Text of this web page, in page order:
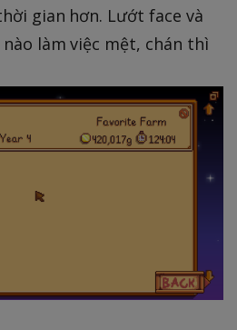
gian hơn. Lướt face và
làm việc mệt, chán thì